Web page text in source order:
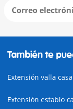
También te
Extensión valla
Extensión establo